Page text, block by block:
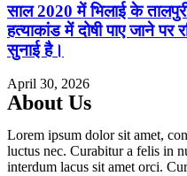
साल 2020 में भिलाई के
हत्याकांड में दोषी पाए जाने पर
सुनाई है।
April 30, 2026
About Us
Lorem ipsum dolor sit amet,
luctus nec. Curabitur a felis in
interdum lacus sit amet orci.